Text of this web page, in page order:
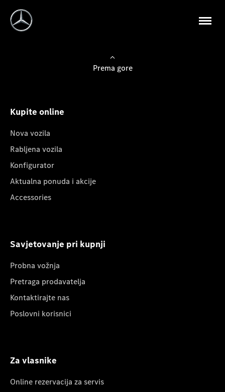
Prema gore
Kupite online
Nova vozila
Rabljena vozila
Konfigurator
Aktualna ponuda i akcije
Accessories
Savjetovanje pri kupnji
Probna vožnja
Pretraga prodavatelja
Kontaktirajte nas
Poslovni korisnici
Za vlasnike
Online rezervacija za servis